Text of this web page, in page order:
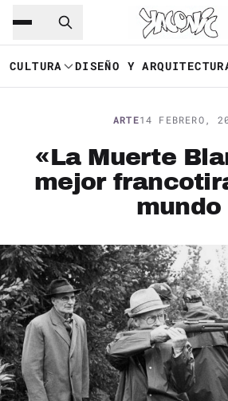
Saltar al contenido principal
CULTURA DISEÑO Y
ARTE14 FEBRERO,
«La Muerte
mejor
mundo